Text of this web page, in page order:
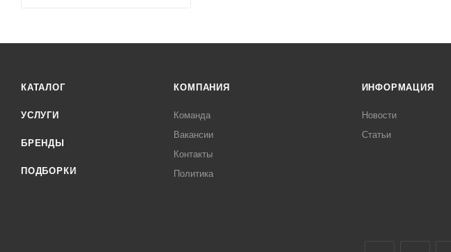
КАТАЛОГ
УСЛУГИ
БРЕНДЫ
ПОДБОРКИ
КОМПАНИЯ
Команда
Вакансии
Контакты
Политика
ИНФОРМАЦИЯ
Новости
Статьи